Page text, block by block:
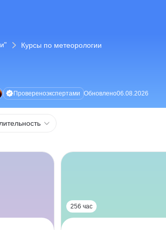
Курсы по метеорологии
Провереноэкспертами Обновлено06.08.2026
256 час